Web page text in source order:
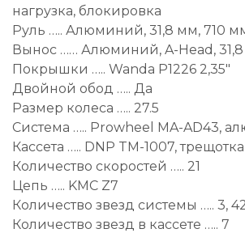
нагрузка, блокировка
Руль ….. Алюминий, 31,8 мм, 710
Вынос …… Алюминий, A-Head,
Покрышки ….. Wanda P1226 2,35″
Двойной обод ….. Да
Размер колеса ….. 27.5
Система ….. Prowheel MA-AD43,
Кассета ….. DNP TM-1007, трещотка
Количество скоростей ….. 21
Цепь ….. KMC Z7
Количество звезд системы ….. 3,
Количество звезд в кассете ….. 7